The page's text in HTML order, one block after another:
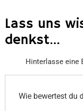
Lass uns
denkst...
Hinterlasse eine
Wie bewertest du